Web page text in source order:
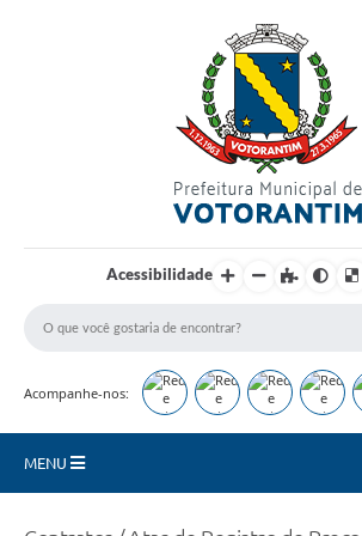
Acessibilidade
Acompanhe-nos:
MENU